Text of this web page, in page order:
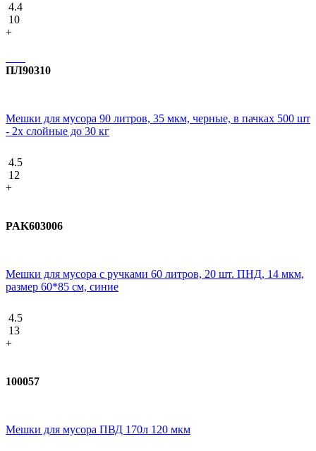
4.4
10
+
ПЛ90310
Мешки для мусора 90 литров, 35 мкм, черные, в пачках 500 шт
- 2х слойные до 30 кг
4.5
12
+
PAK603006
Мешки для мусора с ручками 60 литров, 20 шт. ПНД, 14 мкм,
размер 60*85 см, синие
4.5
13
+
100057
Мешки для мусора ПВД 170л 120 мкм